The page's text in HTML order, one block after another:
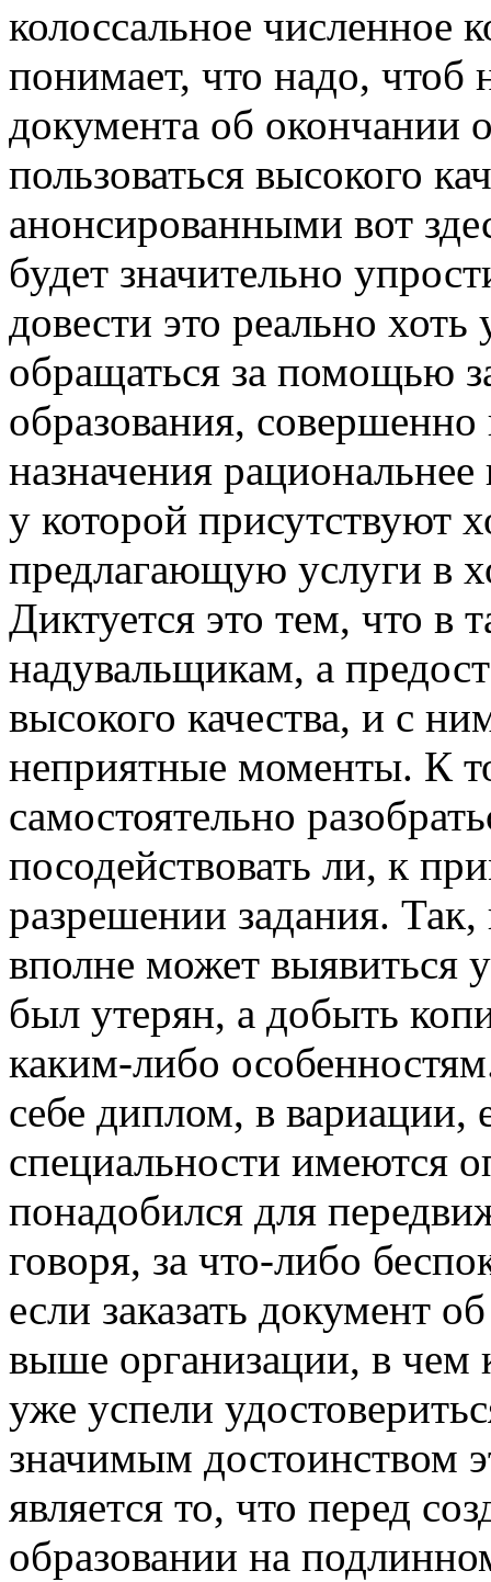
колоссальное численное
понимает, что надо, чтоб
документа об окончании
пользоваться высокого
анонсированными вот
будет значительно
довести это реально
обращаться за помощью
образования, совершенно
назначения
у которой присутствуют
предлагающую услуги в
Диктуется это тем, что в
надувальщикам, а
высокого качества, и с
неприятные моменты. К
самостоятельно
посодействовать ли, к
разрешении задания.
вполне может выявиться
был утерян, а добыть
каким-либо
себе диплом, в вариации,
специальности имеются
понадобился для
говоря, за что-либо
если заказать документ
выше организации, в чем
уже успели
значимым достоинством
является то, что перед
образовании на